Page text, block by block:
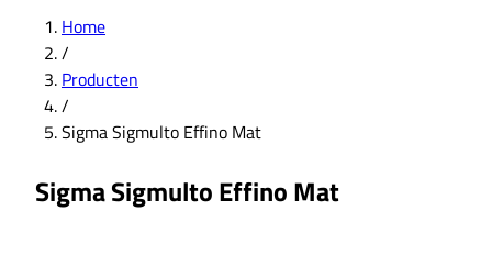
Home
/
Producten
/
Sigma Sigmulto Effino Mat
Sigma Sigmulto Effino Mat